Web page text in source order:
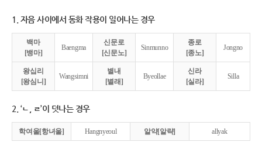
1. 자음 사이에서 동화 작용이 일어나는 경우
백마
[뱅마]
Baengma
신문로
[신문노]
Sinmunno
종로
[종노]
Jongno
왕십리
[왕심니]
Wangsimni
별내
[별래]
Byeollae
신라
[실라]
Silla
2. ‘ㄴ, ㄹ’이 덧나는 경우
학여울[항녀울] Hangnyeoul 알약[알략] allyak